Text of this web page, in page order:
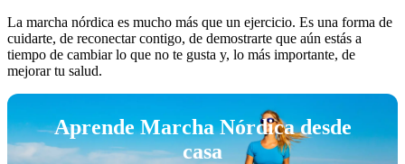
La marcha nórdica es mucho más que un ejercicio. Es una forma de
cuidarte, de reconectar contigo, de demostrarte que aún estás a
tiempo de cambiar lo que no te gusta y, lo más importante, de
mejorar tu salud.
Aprende Marcha Nórdica desde
casa